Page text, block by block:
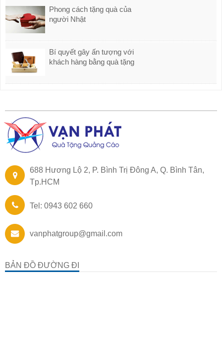
Phong cách tặng quà của
người Nhật
Bí quyết gây ấn tượng với
khách hàng bằng quà tặng
688 Hương Lộ 2, P. Bình Trị Đông A, Q. Bình Tân,
Tp.HCM
Tel: 0943 602 660
vanphatgroup@gmail.com
BẢN ĐỒ ĐƯỜNG ĐI